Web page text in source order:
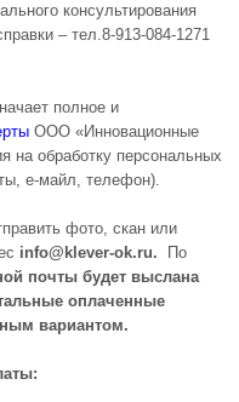
консультирования
– тел.8-913-084-1271
полное и
ООО «Инновационные
на обработку персональных
е-майл, телефон).
фото, скан или
info@klever-ok.ru.
По
почты будет выслана
оплаченные
вариантом.